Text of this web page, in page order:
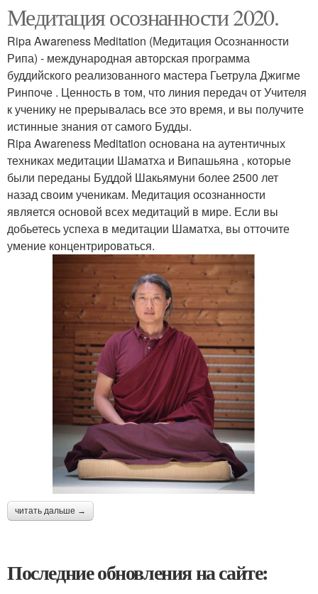
Медитация осознанности 2020.
Ripa Awareness Meditation (Медитация Осознанности
Рипа) - международная авторская программа
буддийского реализованного мастера Гьетрула Джигме
Ринпоче . Ценность в том, что линия передач от Учителя
к ученику не прерывалась все это время, и вы получите
истинные знания от самого Будды.
Ripa Awareness Meditation основана на аутентичных
техниках медитации Шаматха и Випашьяна , которые
были переданы Буддой Шакьямуни более 2500 лет
назад своим ученикам. Медитация осознанности
является основой всех медитаций в мире. Если вы
добьетесь успеха в медитации Шаматха, вы отточите
умение концентрироваться.
читать дальше →
Последние обновления на сайте: